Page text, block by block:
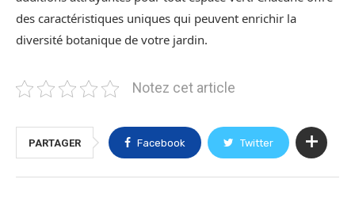
des caractéristiques uniques qui peuvent enrichir la
diversité botanique de votre jardin.
Notez cet article
PARTAGER Facebook Twitter